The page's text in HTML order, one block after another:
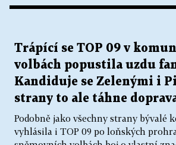
Trápící se TOP 09 v
volbách popustila uzdu
Kandiduje se Zelenými i
strany to ale táhne
Podobně jako všechny strany bývalé
vyhlásila i TOP 09 po loňských